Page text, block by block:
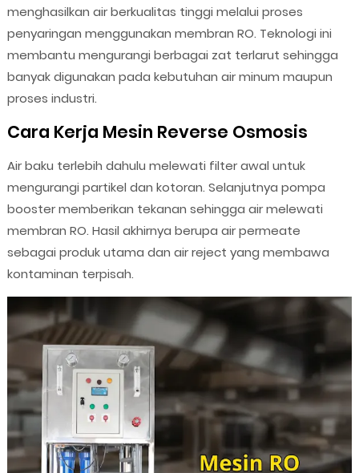
menghasilkan air berkualitas tinggi melalui proses
penyaringan menggunakan membran RO. Teknologi ini
membantu mengurangi berbagai zat terlarut sehingga
banyak digunakan pada kebutuhan air minum maupun
proses industri.
Cara Kerja Mesin Reverse Osmosis
Air baku terlebih dahulu melewati filter awal untuk
mengurangi partikel dan kotoran. Selanjutnya pompa
booster memberikan tekanan sehingga air melewati
membran RO. Hasil akhirnya berupa air permeate
sebagai produk utama dan air reject yang membawa
kontaminan terpisah.